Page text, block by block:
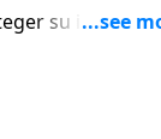
su imagen
ser genuinas.
Corazones.